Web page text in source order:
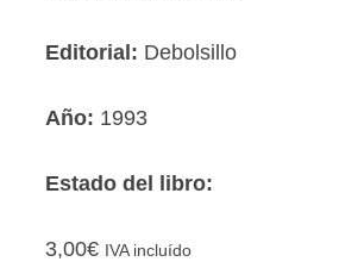
Editorial: Debolsillo
Año: 1993
Estado del libro:
3,00€ IVA incluído